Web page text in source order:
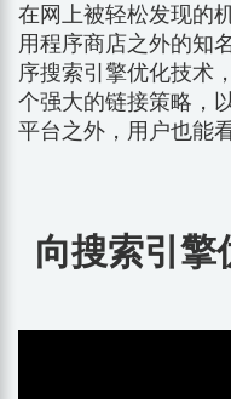
在网上被轻松发现的
用程序商店之外的知
序搜索引擎优化技术
个强大的链接策略，
平台之外，用户也能
向搜索引擎